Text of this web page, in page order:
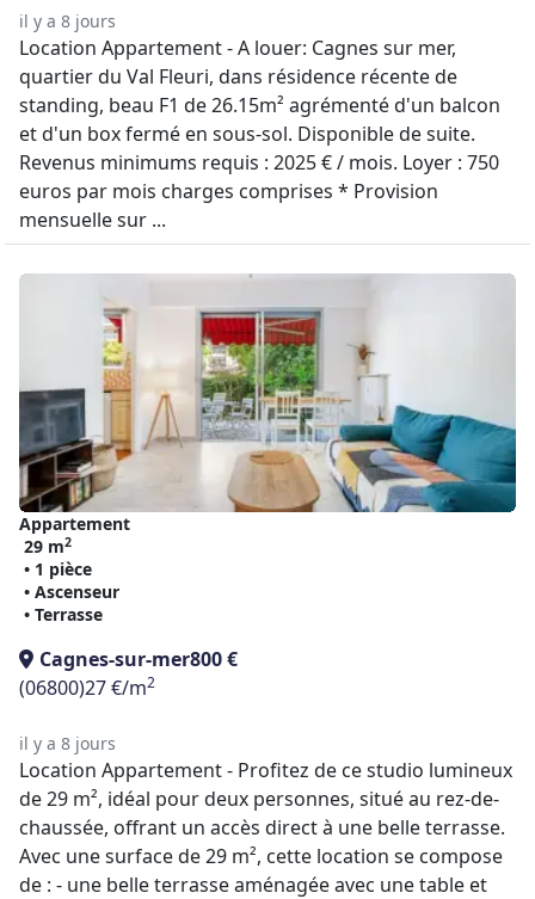
il y a 8 jours
Location Appartement - A louer: Cagnes sur mer,
quartier du Val Fleuri, dans résidence récente de
standing, beau F1 de 26.15m² agrémenté d'un balcon
et d'un box fermé en sous-sol. Disponible de suite.
Revenus minimums requis : 2025 € / mois. Loyer : 750
euros par mois charges comprises * Provision
mensuelle sur ...
Appartement
29 m2
• 1 pièce
• Ascenseur
• Terrasse
Cagnes-sur-mer800 €
(06800)27 €/m2
il y a 8 jours
Location Appartement - Profitez de ce studio lumineux
de 29 m², idéal pour deux personnes, situé au rez-de-
chaussée, offrant un accès direct à une belle terrasse.
Avec une surface de 29 m², cette location se compose
de : - une belle terrasse aménagée avec une table et